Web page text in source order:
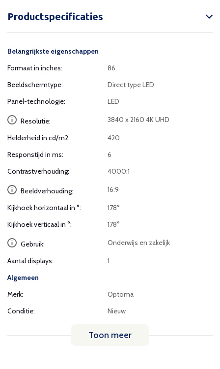
Productspecificaties
Belangrijkste eigenschappen
Formaat in inches:
86
Beeldschermtype:
Direct type LED
Panel-technologie:
LED
Resolutie: 3840 x 2160 4K UHD
Helderheid in cd/m2:
420
Responstijd in ms:
6
Contrastverhouding:
4000:1
Beeldverhouding: 16:9
Kijkhoek horizontaal in °:
178°
Kijkhoek verticaal in °:
178°
Gebruik: Onderwijs en zakelijk
Aantal displays:
1
Algemeen
Merk:
Optoma
Conditie:
Nieuw
Toon meer